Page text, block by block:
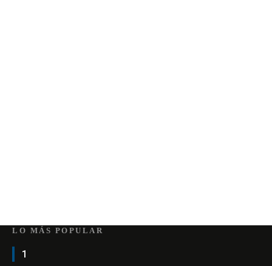
LO MÁS POPULAR
1